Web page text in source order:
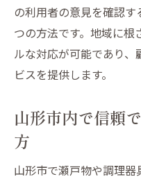
瀬戸物食器買取の
する安心査定
専門スタッフ
山形市での経
安心できる査
詳細な評価プ
の利用者の意見を確認
つの方法です。地域に
ルな対応が可能であり
ビスを提供します。
山形市内で信頼
方
山形市で瀬戸物や調理